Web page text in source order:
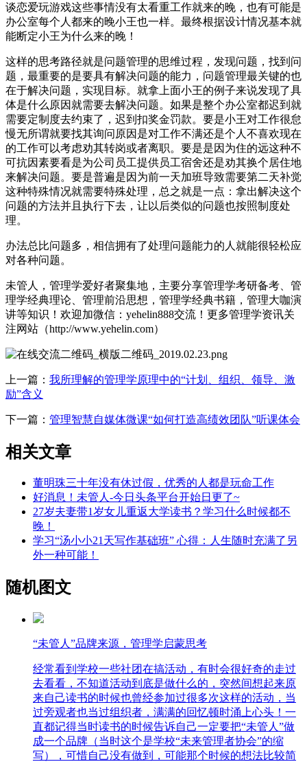
谈恋爱玩游戏这些事情没有太看重工作就来的晚，也有可能是
办公室每个人都来的晚小王也一样。最终根据设计情况基本就
能断定小王为什么来的晚！
这样的思考路径就是问题管理的思维过程，发现问题，找到问
题，最重要的是要具有解决问题的能力，问题管理最关键的也
在于解决问题，实现目标。就拿上面小王的例子来说发现了具
体是什么原因就需要去解决问题。如果是整个办公室都迟到就
需要定制度去约束了，迟到扣奖金罚款。要是小王对工作很怠
慢无所谓就要找其询问原因是对工作不满还是个人不喜欢现在
的工作可以考虑劝其转岗或者离职。要是是因为住的远这种不
可抗因素要看是为公司员工提供员工宿舍还是劝其换个居住地
来解决问题。要是普遍是因为前一天加班导致需要第二天补觉
这种特殊情况就需要特殊处理，总之就是一点：拿出解决这个
问题的方法并且执行下去，让以后类似的问题也按照制度处
理。
办法总比问题多，相信拥有了处理问题能力的人就能很轻松应
对各种问题。
未管人，管理学爱好者聚集地，主要分享管理学考研备考、管
理学经典理论、管理前沿思想，管理学经典书籍，管理大咖演
讲等知识！欢迎加微信：yehelin888交流！更多管理学资讯关
注网站（http://www.yehelin.com）
上一篇： 我所理解的管理学原理中的“计划、组织、领导、激
励”含义
下一篇： 管理智慧自媒体微课“如何打造高绩效团队”听课体会
相关文章
董明珠三十年没有休过假，优秀的人都是玩命工作
好消息！未管人-今日头条平台开始日更了~
27岁夫妻带1岁女儿重返大学读书？学习什么时候都不
晚！
学习“汤小小21天写作基础班” 心得：人生随时充满了另
外一种可能！
随机图文
“未管人”品牌来源，管理学启蒙思考
经常看到学校一些社团在搞活动，有时会很好奇的走过
去看看，不知道活动到底是做什么的，突然间想起来原
来自己读书的时候也曾经参加过很多次这样的活动，当
过旁观者也当过组织者，满满的回忆顿时涌上心头！一
直都记得当时读书的时候告诉自己一定要把“未管人”做
成一个品牌（当时这个是学校“未来管理者协会”的缩
写），可惜自己没有做到，可能那个时候的想法比较简